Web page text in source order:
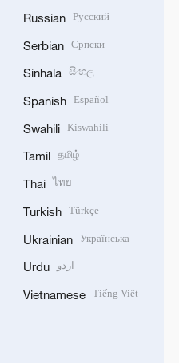
Russian Русский
Serbian Српски
Sinhala සිංහල
Spanish Español
Swahili Kiswahili
Tamil தமிழ்
Thai ไทย
Turkish Türkçe
Ukrainian Українська
Urdu اردو
Vietnamese Tiếng Việt